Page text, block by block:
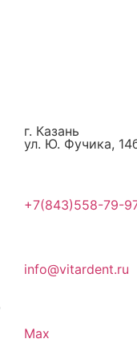
г. Казань
ул. Ю. Фучика,
+7(843)558-79-
info@vitardent.ru
Max